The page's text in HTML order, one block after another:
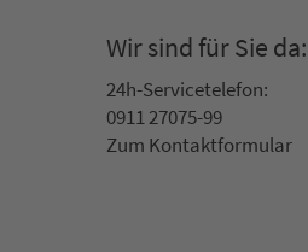
Wir sind für Sie da:
24h-Ser­vice­te­le­fon:
0911 27075-99
Zum Kon­taktformular